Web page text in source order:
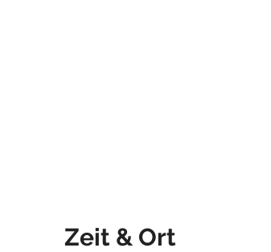
Zeit & Ort